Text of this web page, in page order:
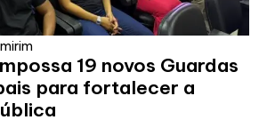
19 novos Guardas
para fortalecer a